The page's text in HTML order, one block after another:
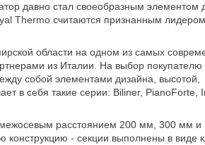
давно стал своеобразным элементом
Thermo считаются признанным
области на одном из самых
из Италии. На выбор покупателю
собой элементами дизайна, высотой,
в себя такие серии: Biliner, PianoForte,
межосевым расстоянием 200 мм, 300 мм
- секции выполнены в виде